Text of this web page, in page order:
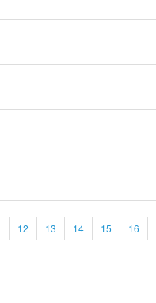
12 13 14 15 16